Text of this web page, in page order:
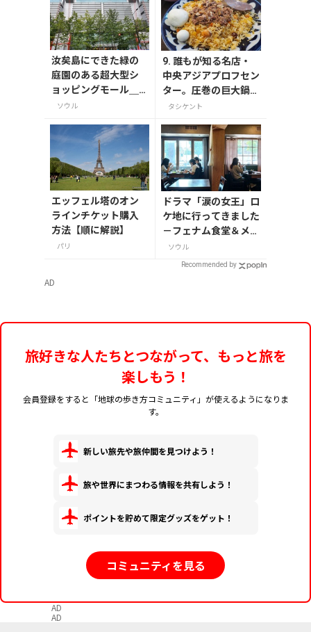
汝矣島にできた緑の
庭園のある超大型シ
ョッピングモール＿T
HE現代ソウル
ソウル
9. 誰もが知る名店・
中央アジアプロフセン
ター。圧巻の巨大鍋は
必見！
タシケント
エッフェル塔のオン
ラインチケット購入
方法【順に解説】
パリ
ドラマ「涙の女王」ロ
ケ地に行ってきました
－フェナム食堂＆メガ
コーヒー
ソウル
Recommended by
AD
旅好きな人たちとつながって、もっと旅を
楽しもう！
会員登録をすると「地球の歩き方コミュニティ」が使えるようになりま
す。
新しい旅先や旅仲間を見つけよう！
旅や世界にまつわる情報を共有しよう！
ポイントを貯めて限定グッズをゲット！
コミュニティを見る
AD
AD